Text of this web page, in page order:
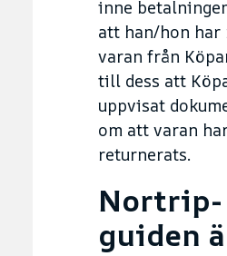
inne
att han/hon
varan från
till dess att
uppvisat
om att varan
returnerats.
Nortrip-
guiden